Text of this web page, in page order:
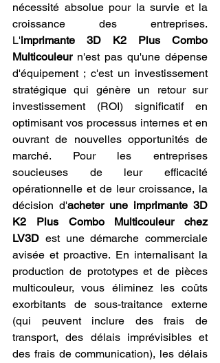
nécessité absolue pour la survie et la
croissance des entreprises.
L'imprimante 3D K2 Plus Combo
Multicouleur n'est pas qu'une dépense
d'équipement ; c'est un investissement
stratégique qui génère un retour sur
investissement (ROI) significatif en
optimisant vos processus internes et en
ouvrant de nouvelles opportunités de
marché. Pour les entreprises
soucieuses de leur efficacité
opérationnelle et de leur croissance, la
décision d'acheter une imprimante 3D
K2 Plus Combo Multicouleur chez
LV3D est une démarche commerciale
avisée et proactive. En internalisant la
production de prototypes et de pièces
multicouleur, vous éliminez les coûts
exorbitants de sous-traitance externe
(qui peuvent inclure des frais de
transport, des délais imprévisibles et
des frais de communication), les délais